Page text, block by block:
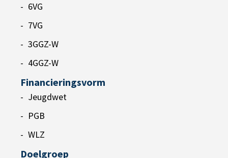
6VG
7VG
3GGZ-W
4GGZ-W
Financieringsvorm
Jeugdwet
PGB
WLZ
Doelgroep